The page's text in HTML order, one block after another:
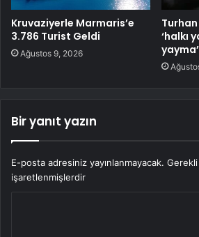
Kruvaziyerle Marmaris’e
3.786 Turist Geldi
Ağustos 9, 2026
‘halkı
Bir yanıt yazın
E-posta adresiniz yayınlanmayacak.
işaretlenmişlerdir